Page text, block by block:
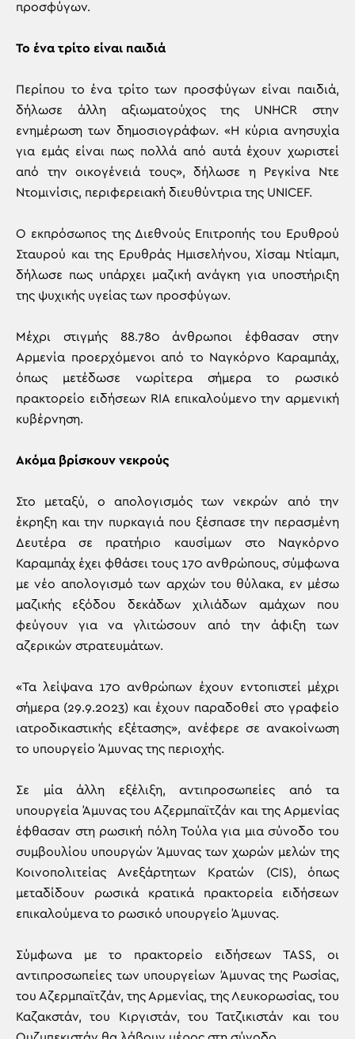
προσφύγων.
Το ένα τρίτο είναι παιδιά
Περίπου το ένα τρίτο των προσφύγων είναι παιδιά,
δήλωσε άλλη αξιωματούχος της UNHCR στην
ενημέρωση των δημοσιογράφων. «Η κύρια ανησυχία
για εμάς είναι πως πολλά από αυτά έχουν χωριστεί
από την οικογένειά τους», δήλωσε η Ρεγκίνα Ντε
Ντομινίσις, περιφερειακή διευθύντρια της UNICEF.
Ο εκπρόσωπος της Διεθνούς Επιτροπής του Ερυθρού
Σταυρού και της Ερυθράς Ημισελήνου, Χίσαμ Ντίαμπ,
δήλωσε πως υπάρχει μαζική ανάγκη για υποστήριξη
της ψυχικής υγείας των προσφύγων.
Μέχρι στιγμής 88.780 άνθρωποι έφθασαν στην
Αρμενία προερχόμενοι από το Ναγκόρνο Καραμπάχ,
όπως μετέδωσε νωρίτερα σήμερα το ρωσικό
πρακτορείο ειδήσεων RIA επικαλούμενο την αρμενική
κυβέρνηση.
Ακόμα βρίσκουν νεκρούς
Στο μεταξύ, ο απολογισμός των νεκρών από την
έκρηξη και την πυρκαγιά που ξέσπασε την περασμένη
Δευτέρα σε πρατήριο καυσίμων στο Ναγκόρνο
Καραμπάχ έχει φθάσει τους 170 ανθρώπους, σύμφωνα
με νέο απολογισμό των αρχών του θύλακα, εν μέσω
μαζικής εξόδου δεκάδων χιλιάδων αμάχων που
φεύγουν για να γλιτώσουν από την άφιξη των
αζερικών στρατευμάτων.
«Τα λείψανα 170 ανθρώπων έχουν εντοπιστεί μέχρι
σήμερα (29.9.2023) και έχουν παραδοθεί στο γραφείο
ιατροδικαστικής εξέτασης», ανέφερε σε ανακοίνωση
το υπουργείο Άμυνας της περιοχής.
Σε μία άλλη εξέλιξη, αντιπροσωπείες από τα
υπουργεία Άμυνας του Αζερμπαϊτζάν και της Αρμενίας
έφθασαν στη ρωσική πόλη Τούλα για μια σύνοδο του
συμβουλίου υπουργών Άμυνας των χωρών μελών της
Κοινοπολιτείας Ανεξάρτητων Κρατών (CIS), όπως
μεταδίδουν ρωσικά κρατικά πρακτορεία ειδήσεων
επικαλούμενα το ρωσικό υπουργείο Άμυνας.
Σύμφωνα με το πρακτορείο ειδήσεων TASS, οι
αντιπροσωπείες των υπουργείων Άμυνας της Ρωσίας,
του Αζερμπαϊτζάν, της Αρμενίας, της Λευκορωσίας, του
Καζακστάν, του Κιργιστάν, του Τατζικιστάν και του